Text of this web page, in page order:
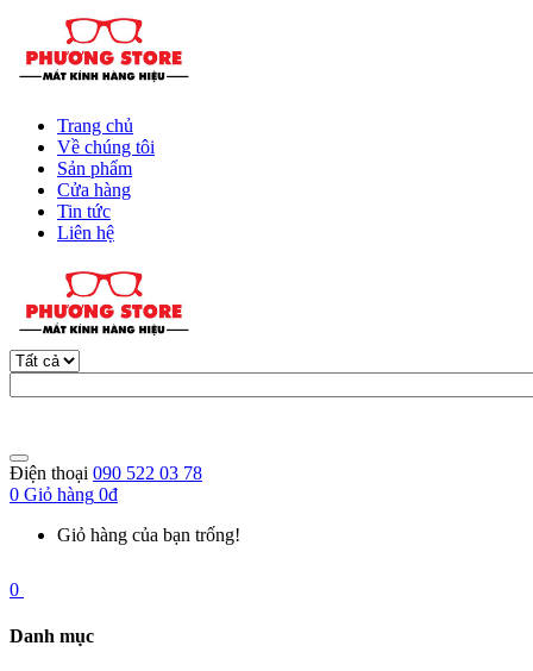
Trang chủ
Về chúng tôi
Sản phẩm
Cửa hàng
Tin tức
Liên hệ
Điện thoại 090 522 03 78
0 Giỏ hàng 0đ
Giỏ hàng của bạn trống!
0
Danh mục